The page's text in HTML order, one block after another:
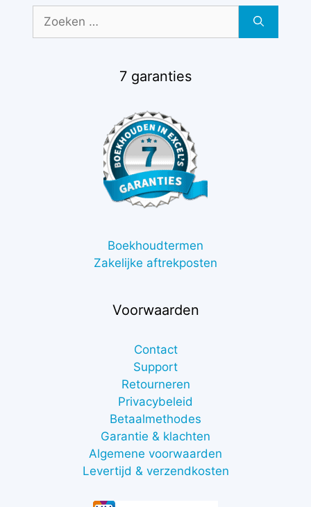
naar:
7 garanties
Boekhoudtermen
Zakelijke aftrekposten
Voorwaarden
Contact
Support
Retourneren
Privacybeleid
Betaalmethodes
Garantie & klachten
Algemene voorwaarden
Levertijd & verzendkosten